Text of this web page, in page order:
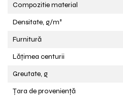
Compozitie material
Densitate, g/m²
Furnitură
Lățimea centurii
Greutate, g
Țara de proveniență